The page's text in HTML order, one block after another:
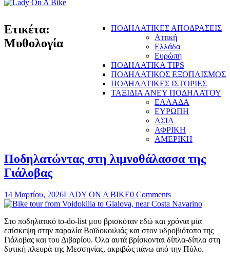
ΠΟΔΗΛΑΤΙΚΕΣ ΑΠΟΔΡΑΣΕΙΣ
Αττική
Ελλάδα
Ευρώπη
ΠΟΔΗΛΑΤΙΚΑ TIPS
ΠΟΔΗΛΑΤΙΚΟΣ ΕΞΟΠΛΙΣΜΟΣ
ΠΟΔΗΛΑΤΙΚΕΣ ΙΣΤΟΡΙΕΣ
ΤΑΞΙΔΙΑ ΑΝΕΥ ΠΟΔΗΛΑΤΟΥ
ΕΛΛΑΔΑ
ΕΥΡΩΠΗ
ΑΣΙΑ
ΑΦΡΙΚΗ
ΑΜΕΡΙΚΗ
Ετικέτα:
Μυθολογία
Ποδηλατώντας στη λιμνοθάλασσα της
Γιάλοβας
14 Μαρτίου, 2026LADY ON A BIKE0 Comments
Στο ποδηλατικό to-do-list μου βρισκόταν εδώ και χρόνια μία
επίσκεψη στην παραλία Βοϊδοκοιλιάς και στον υδροβιότοπο της
Γιάλοβας και του Διβαρίου. Όλα αυτά βρίσκονται δίπλα-δίπλα στη
δυτική πλευρά της Μεσσηνίας, ακριβώς πάνω από την Πύλο.